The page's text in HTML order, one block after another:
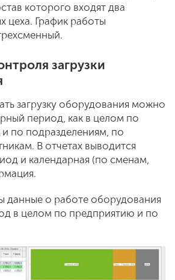
которого входят два
цеха. График работы
загрузки
загрузку оборудования можно
период, как в целом по
по подразделениям, по
В отчетах выводится
и календарная (по сменам,
данные о работе оборудования
в целом по предприятию и по